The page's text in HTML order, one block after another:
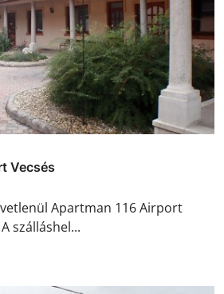
Vecsés
Apartman 116 Airport
szálláshel...